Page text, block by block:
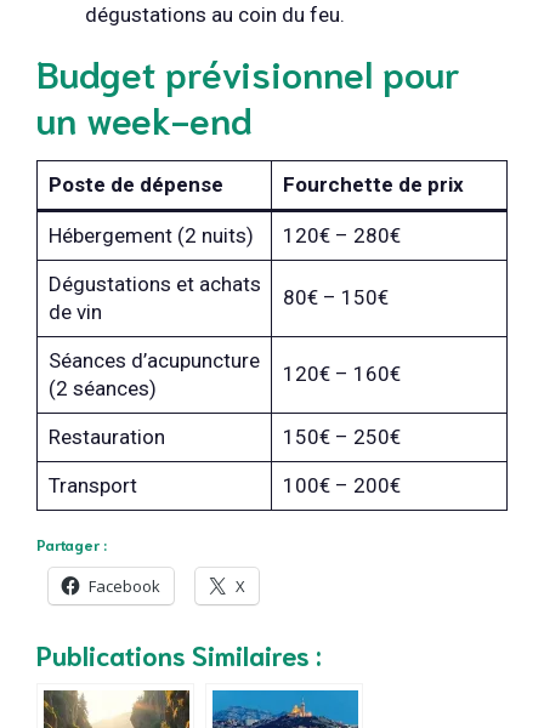
dégustations au coin du feu.
Budget prévisionnel pour
un week-end
Poste de dépense Fourchette de prix
Hébergement (2 nuits)
120€ – 280€
Dégustations et achats
de vin
80€ – 150€
Séances d’acupuncture
(2 séances)
120€ – 160€
Restauration
150€ – 250€
Transport
100€ – 200€
Partager :
Facebook X
Publications Similaires :